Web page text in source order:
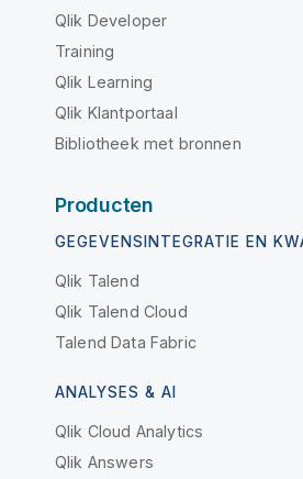
Qlik Developer
Training
Qlik Learning
Qlik Klantportaal
Bibliotheek met bronnen
Producten
GEGEVENSINTEGRATIE EN
Qlik Talend
Qlik Talend Cloud
Talend Data Fabric
ANALYSES & AI
Qlik Cloud Analytics
Qlik Answers